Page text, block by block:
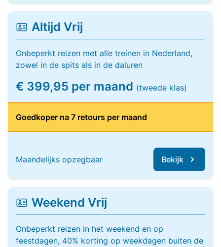
Altijd Vrij
Onbeperkt reizen met alle treinen in Nederland,
zowel in de spits als in de daluren
€ 399,95 per maand (tweede klas)
Goedkoper na 7 retours per maand
Maandelijks opzegbaar Bekijk
Weekend Vrij
Onbeperkt reizen in het weekend en op
feestdagen, 40% korting op weekdagen buiten de